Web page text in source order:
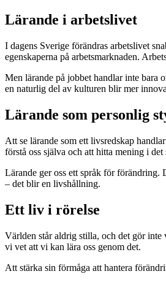
Lärande i arbetslivet
I dagens Sverige förändras arbetslivet
egenskaperna på arbetsmarknaden.
Men lärande på jobbet handlar inte bara
en naturlig del av kulturen blir mer
Lärande som personlig
Att se lärande som ett livsredskap
förstå oss själva och att hitta mening i
Lärande ger oss ett språk för förändring.
– det blir en livshållning.
Ett liv i rörelse
Världen står aldrig stilla, och det gör
vi vet att vi kan lära oss genom det.
Att stärka sin förmåga att hantera